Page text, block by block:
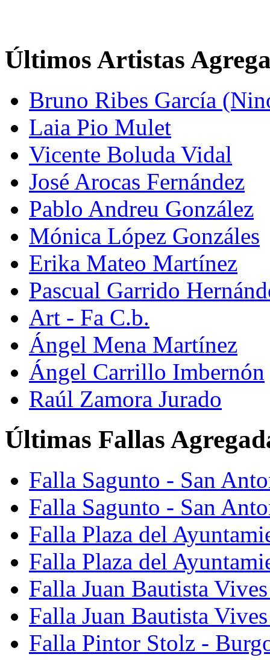
Últimos Artistas
Bruno Ribes García
Laia Pio Mulet
Vicente Boluda Vidal
José Arocas Fernández
Pablo Andreu González
Mónica López Gonzáles
Erika Mateo Martínez
Pascual Garrido
Art - Fa C.b.
Ángel Mena Martínez
Ángel Carrillo Imbernón
Raúl Zamora Jurado
Últimas Fallas
Falla Sagunto - San
Falla Sagunto - San
Falla Plaza del
Falla Plaza del
Falla Juan Bautista
Falla Juan Bautista
Falla Pintor Stolz -